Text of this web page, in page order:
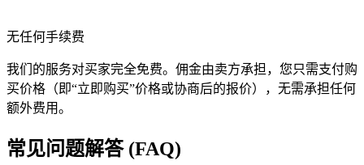
无任何手续费
我们的服务对买家完全免费。佣金由卖方承担，您只需支付购
买价格（即“立即购买”价格或协商后的报价），无需承担任何
额外费用。
常见问题解答 (FAQ)